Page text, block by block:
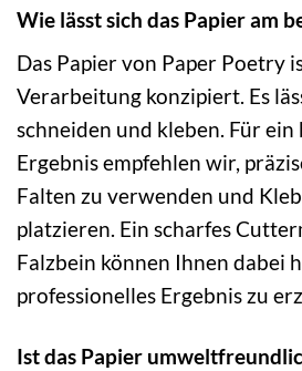
Wie lässt sich das Papier am
Das Papier von Paper Poetry
Verarbeitung konzipiert. Es
schneiden und kleben. Für ein
Ergebnis empfehlen wir,
Falten zu verwenden und
platzieren. Ein scharfes
Falzbein können Ihnen dabei
professionelles Ergebnis zu
Ist das Papier